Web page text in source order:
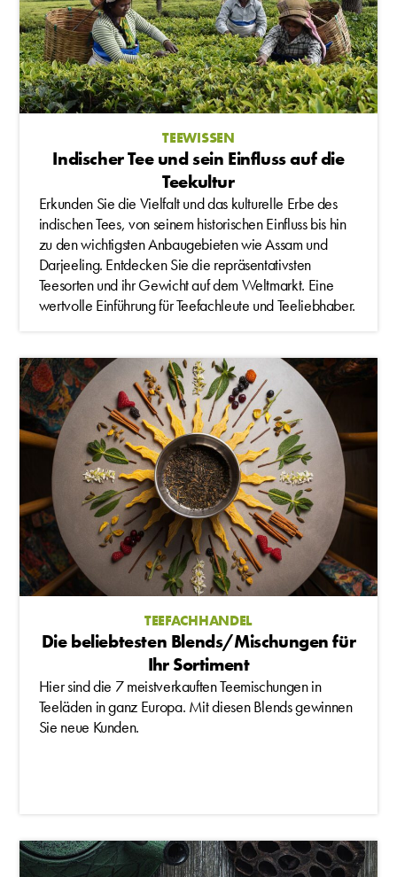
TEEWISSEN
Indischer Tee und sein Einfluss auf die
Teekultur
Erkunden Sie die Vielfalt und das kulturelle Erbe des
indischen Tees, von seinem historischen Einfluss bis hin
zu den wichtigsten Anbaugebieten wie Assam und
Darjeeling. Entdecken Sie die repräsentativsten
Teesorten und ihr Gewicht auf dem Weltmarkt. Eine
wertvolle Einführung für Teefachleute und Teeliebhaber.
TEEFACHHANDEL
Die beliebtesten Blends/Mischungen für
Ihr Sortiment
Hier sind die 7 meistverkauften Teemischungen in
Teeläden in ganz Europa. Mit diesen Blends gewinnen
Sie neue Kunden.